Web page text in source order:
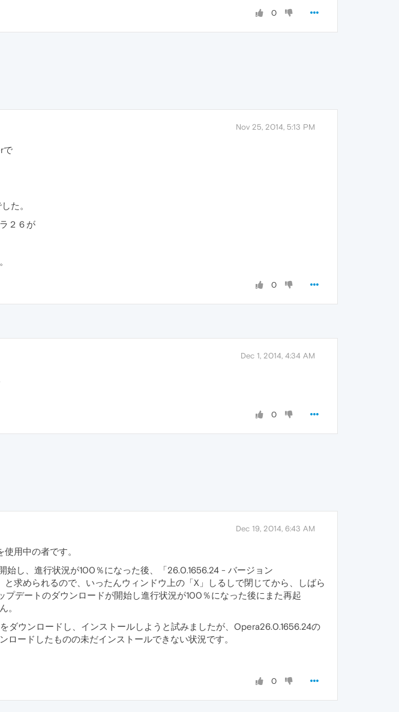
0
Nov 25, 2014, 5:13 PM
で
た。
２６が
0
Dec 1, 2014, 4:34 AM
0
Dec 19, 2014, 6:43 AM
用中の者です。
し、進行状況が100％になった後、「26.0.1656.24 - バージョン
求められるので、いったんウィンドウ上の「X」しるしで閉じてから、しばら
デートのダウンロードが開始し進行状況が100％になった後にまた再起
。
ウンロードし、インストールしようと試みましたが、Opera26.0.1656.24の
ロードしたものの未だインストールできない状況です。
0